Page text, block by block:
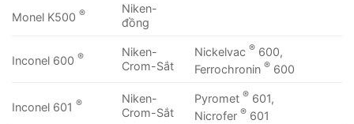
Monel K500 ®
Niken-
đồng
Inconel 600 ®
Niken-
Crom-Sắt
Nickelvac® 600,
Ferrochronin® 600
Inconel 601 ®
Niken-
Crom-Sắt
Pyromet® 601,
Nicrofer® 601